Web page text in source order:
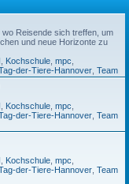
Reisende sich treffen, um
und neue Horizonte zu
, Kochschule, mpc,
der-Tiere-Hannover, Team
, Kochschule, mpc,
der-Tiere-Hannover, Team
, Kochschule, mpc,
der-Tiere-Hannover, Team